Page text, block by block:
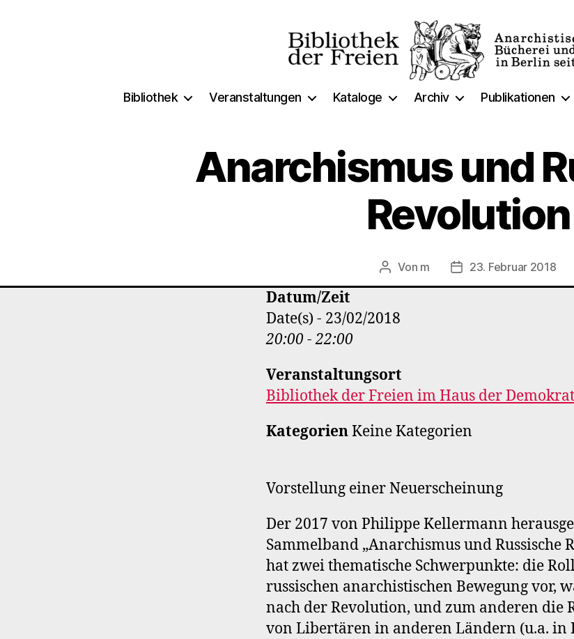
der
Bibliothek Veranstaltungen Kataloge Archiv Publikationen
Anarchismus und
Revolution
Beitragsautor
Von m Veröffentlichungsdatum
23. Februar 2018
Datum/Zeit
Date(s) - 23/02/2018
20:00 - 22:00
Veranstaltungsort
Bibliothek der Freien im Haus der
KategorienKeine Kategorien
Vorstellung einer Neuerscheinung
Der 2017 von Philippe Kellermann
Sammelband „Anarchismus und Russische
hat zwei thematische Schwerpunkte: die
russischen anarchistischen Bewegung vor,
nach der Revolution, und zum anderen die
von Libertären in anderen Ländern (u.a. in